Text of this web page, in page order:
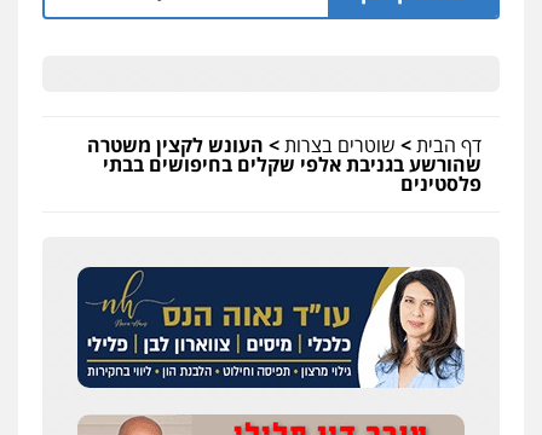
דף הבית> שוטרים בצרות> העונש לקצין משטרה
שהורשע בגניבת אלפי שקלים בחיפושים בבתי
פלסטינים
פלילי מעצרים וחקירות
פלילי מעצרים וחקירות
0543986802
מנהלי רישוי
0507302623
פלילי פשיעה חמורה מעצרים וחקירות